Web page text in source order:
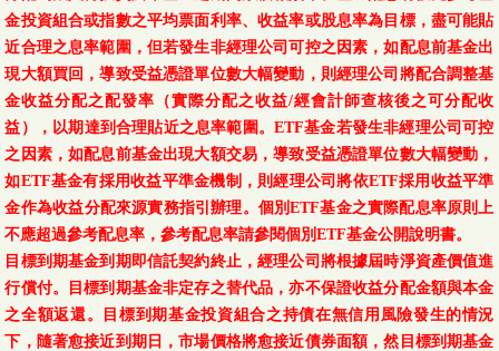
金投資組合或指數之平均票面利率、收益率或股息率為目標，盡可能貼
近合理之息率範圍，但若發生非經理公司可控之因素，如配息前基金出
現大額買回，導致受益憑證單位數大幅變動，則經理公司將配合調整基
金收益分配之配發率（實際分配之收益/經會計師查核後之可分配收
益），以期達到合理貼近之息率範圍。ETF基金若發生非經理公司可控
之因素，如配息前基金出現大額交易，導致受益憑證單位數大幅變動，
如ETF基金有採用收益平準金機制，則經理公司將依ETF採用收益平準
金作為收益分配來源實務指引辦理。個別ETF基金之實際配息率原則上
不應超過參考配息率，參考配息率請參閱個別ETF基金公開說明書。
目標到期基金到期即信託契約終止，經理公司將根據屆時淨資產價值進
行償付。目標到期基金非定存之替代品，亦不保證收益分配金額與本金
之全額返還。目標到期基金投資組合之持債在無信用風險發生的情況
下，隨著愈接近到期日，市場價格將愈接近債券面額，然目標到期基金